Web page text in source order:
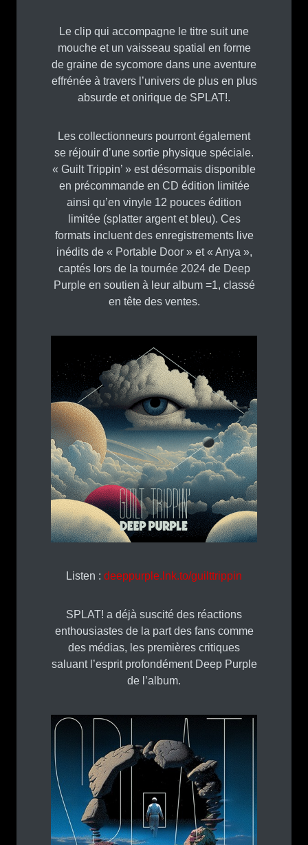
Le clip qui accompagne le titre suit une
mouche et un vaisseau spatial en forme
de graine de sycomore dans une aventure
effrénée à travers l’univers de plus en plus
absurde et onirique de SPLAT!.
Les collectionneurs pourront également
se réjouir d’une sortie physique spéciale.
« Guilt Trippin’ » est désormais disponible
en précommande en CD édition limitée
ainsi qu’en vinyle 12 pouces édition
limitée (splatter argent et bleu). Ces
formats incluent des enregistrements live
inédits de « Portable Door » et « Anya »,
captés lors de la tournée 2024 de Deep
Purple en soutien à leur album =1, classé
en tête des ventes.
Listen : deeppurple.lnk.to/guilttrippin
SPLAT! a déjà suscité des réactions
enthousiastes de la part des fans comme
des médias, les premières critiques
saluant l’esprit profondément Deep Purple
de l’album.